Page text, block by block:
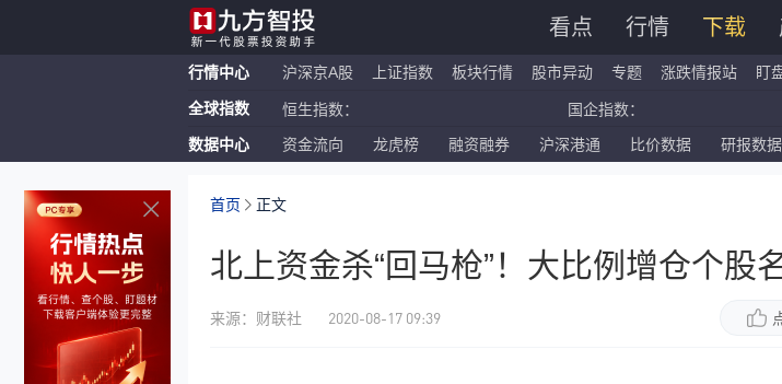
看点 行情 下载
行情中心 沪深京A股 上证指数 板块行情 股市异动 专题 涨跌情报站 盯
全球指数 恒生指数： 国企指数：
纳斯达克ETF： 标普500ETF：
数据中心 资金流向 龙虎榜 融资融券 沪深港通 比价数据 研报数据
首页 正文
北上资金杀“回马枪”！大比例增仓个股
来源：财联社 2020-08-17 09:39